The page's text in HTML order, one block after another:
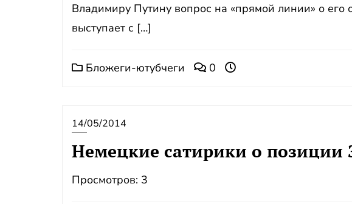
Владимиру Путину вопрос на «прямой линии» о его
выступает с […]
Бложеги-ютубчеги 0
14/05/2014
Немецкие сатирики о позиции
Просмотров: 3